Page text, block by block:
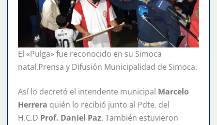
El «Pulga» fue reconocido en su Simoca
natal.Prensa y Difusión Municipalidad de Simoca.
Así lo decretó el intendente municipal Marcelo
Herrera quién lo recibió junto al Pdte. del
H.C.D Prof. Daniel Paz. También estuvieron